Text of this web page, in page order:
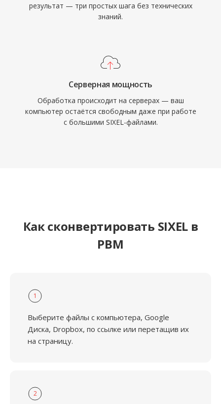
результат — три простых шага без технических
знаний.
Серверная мощность
Обработка происходит на серверах — ваш
компьютер остаётся свободным даже при работе
с большими SIXEL-файлами.
Как сконвертировать SIXEL в
PBM
1
Выберите файлы с компьютера, Google
Диска, Dropbox, по ссылке или перетащив их
на страницу.
2